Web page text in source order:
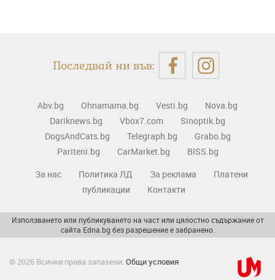
Последвай ни във:
Abv.bg Ohnamama.bg Vesti.bg
Nova.bg
Dariknews.bg
Vbox7.com
Sinoptik.bg
DogsAndCats.bg
Telegraph.bg
Grabo.bg
Pariteni.bg
CarMarket.bg
BISS.bg
За нас
Политика ЛД За реклама
Платени
публикации
Контакти
Използването или публикуването на част или цялостно съдържание от
сайта Edna.bg без разрешение е забранено.
© 2026 Всички права запазени. Общи условия